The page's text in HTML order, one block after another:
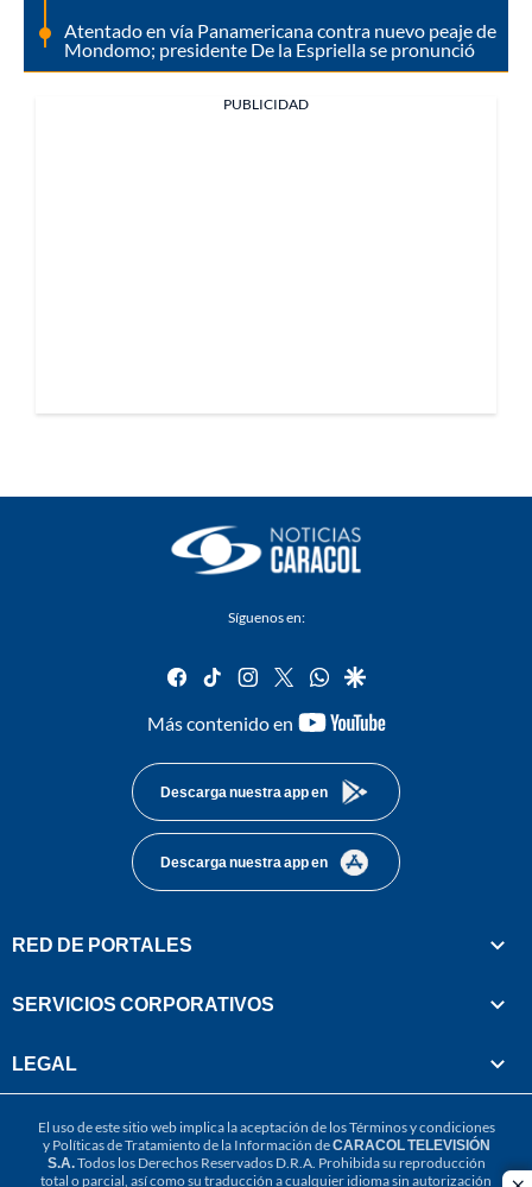
Atentado en vía Panamericana contra nuevo peaje de
Mondomo; presidente De la Espriella se pronunció
PUBLICIDAD
Síguenos en:
facebook
tiktok instagram
twitterwhatsapp
google
Más contenido en
youtube-
Descarga nuestra app en
Descarga nuestra app en
RED DE PORTALES
SERVICIOS CORPORATIVOS
LEGAL
El uso de este sitio web implica la aceptación de losTérminos y condiciones
y Políticas de Tratamiento de la Información deCARACOL TELEVISIÓN
S.A.Todos los Derechos Reservados D.R.A. Prohibida su reproducción
total o parcial, así como su traducción a cualquier idioma sin autorización